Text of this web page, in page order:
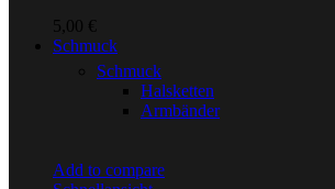
5,00 €
Schmuck
Schmuck
Halsketten
Armbänder
Add to compare